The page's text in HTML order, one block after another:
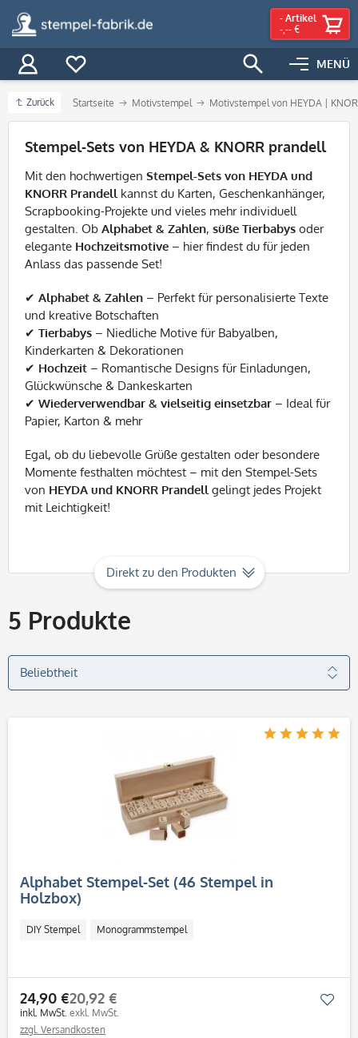
MENÜ
- Artikel
-,-- €
Zurück Startseite Motivstempel Motivstempel von HEYDA |
Filter
Stempel-Sets von HEYDA & KNORR prandell
Mit den hochwertigen Stempel-Sets von HEYDA und
KNORR Prandellkannst du Karten, Geschenkanhänger,
Scrapbooking-Projekte und vieles mehr individuell
gestalten. Ob Alphabet & Zahlen, süße Tierbabys oder
elegante Hochzeitsmotive – hier findest du für jeden
Anlass das passende Set!
✔ Alphabet & Zahlen – Perfekt für personalisierte Texte
und kreative Botschaften
✔ Tierbabys – Niedliche Motive für Babyalben,
Kinderkarten & Dekorationen
✔ Hochzeit – Romantische Designs für Einladungen,
Glückwünsche & Dankeskarten
✔ Wiederverwendbar & vielseitig einsetzbar – Ideal für
Papier, Karton & mehr
Egal, ob du liebevolle Grüße gestalten oder besondere
Momente festhalten möchtest – mit den Stempel-Sets
von HEYDA und KNORR Prandellgelingt jedes Projekt
mit Leichtigkeit!
Direkt zu den Produkten
5 Produkte
Alphabet Stempel-Set (46 Stempel in
Holzbox)
DIY Stempel Monogrammstempel
24,90 €
inkl. MwSt.
20,92 €
exkl. MwSt.
zzgl. Versandkosten